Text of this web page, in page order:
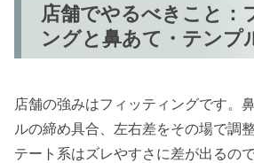
店舗でやるべきこと：
ングと鼻あて・テンプ
店舗の強みはフィッティングです。
ルの締め具合、左右差をその場で調
テート系はズレやすさに差が出るの